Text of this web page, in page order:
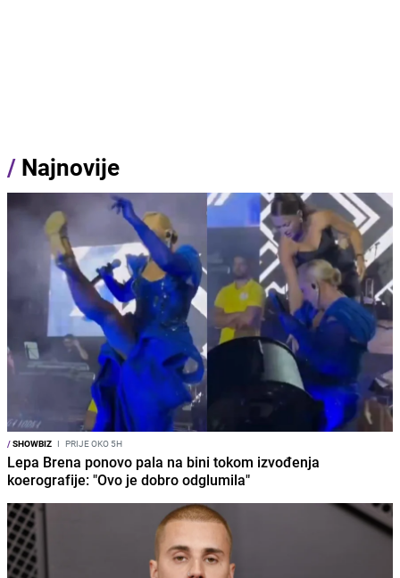
/ Najnovije
/SHOWBIZ I PRIJE OKO 5H
Lepa Brena ponovo pala na bini tokom izvođenja
koerografije: "Ovo je dobro odglumila"